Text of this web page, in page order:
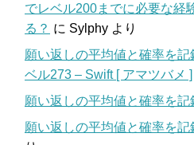
でレベル200までに必要な経
る？ に Sylphy より
願い返しの平均値と確率を記
ベル273 – Swift [ アマツバメ ]
願い返しの平均値と確率を記
願い返しの平均値と確率を記